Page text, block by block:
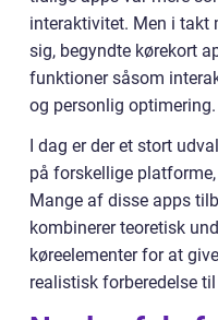
interaktivitet. Men i takt
sig, begyndte kørekort
funktioner såsom
og personlig optimering.
I dag er der et stort
på forskellige
Mange af disse apps
kombinerer teoretisk
køreelementer for at
realistisk forberedelse